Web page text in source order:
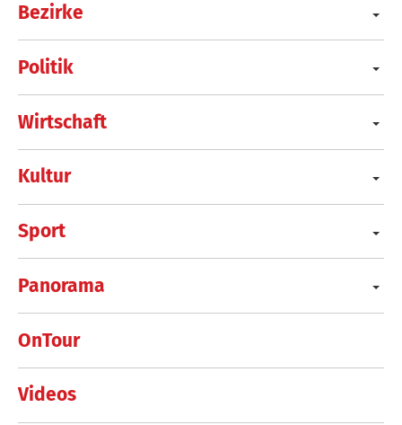
Bezirke
Politik
Wirtschaft
Kultur
Sport
Panorama
OnTour
Videos